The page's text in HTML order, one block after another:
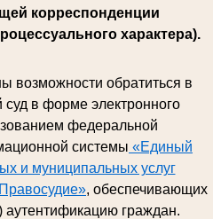
корреспонденции
характера).
возможности обратиться в
суд в форме электронного
федеральной
системы «Единый
и муниципальных услуг
, обеспечивающих
граждан.